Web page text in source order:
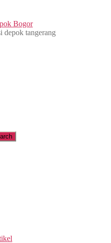
Bogor
depok tangerang
Categories